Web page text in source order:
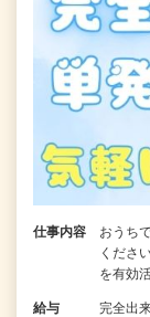
仕事内容
おうち
くださ
を有効
給与
完全出